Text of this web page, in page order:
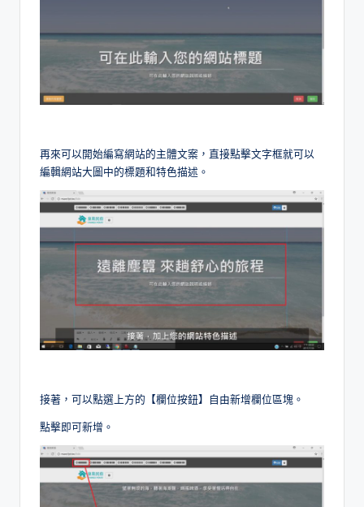
再來可以開始編寫網站的主體文案，直接點擊文字框就可以
編輯網站大圖中的標題和特色描述。
接著，可以點選上方的【欄位按鈕】自由新增欄位區塊。
點擊即可新增。